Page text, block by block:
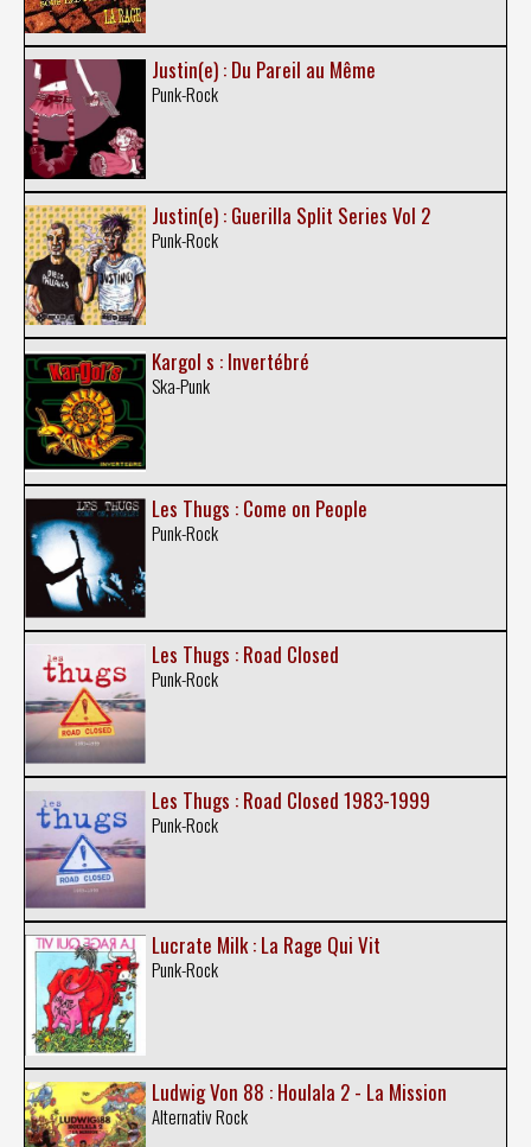
Justin(e) : Du Pareil au Même
Punk-Rock
Justin(e) : Guerilla Split Series Vol 2
Punk-Rock
Kargol s : Invertébré
Ska-Punk
Les Thugs : Come on People
Punk-Rock
Les Thugs : Road Closed
Punk-Rock
Les Thugs : Road Closed 1983-1999
Punk-Rock
Lucrate Milk : La Rage Qui Vit
Punk-Rock
Ludwig Von 88 : Houlala 2 - La Mission
Alternativ Rock